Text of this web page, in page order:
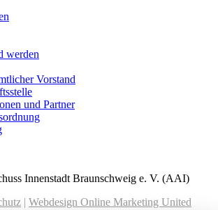
werden
Vorstand
und Partner
Innenstadt Braunschweig e. V. (AAI)
| Webdesign Online Marketing United